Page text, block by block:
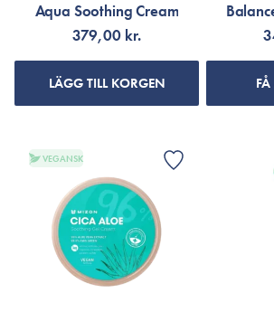
Aqua Soothing Cream
379,00 kr.
LÄGG TILL KORGEN
VEGANSK